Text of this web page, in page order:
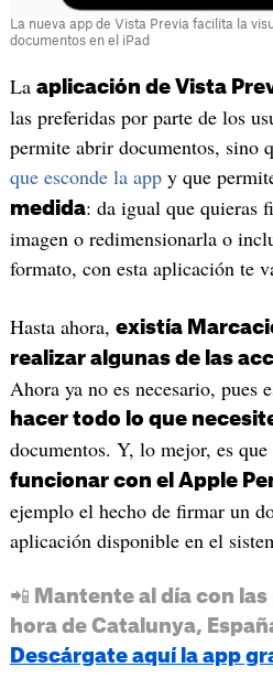
La nueva app de Vista Previa facilita la
documentos en el iPad
La aplicación de Vista
las preferidas por parte de los
permite abrir documentos, sino
que esconde la appy que
medida: da igual que quieras
imagen o redimensionarla o
formato, con esta aplicación te
Hasta ahora, existía
realizar algunas de las
Ahora ya no es necesario, pues
hacer todo lo que
documentos. Y, lo mejor, es que
funcionar con el Apple
ejemplo el hecho de firmar un
aplicación disponible en el
📲 Mantente al día con
hora de Catalunya,
Descárgate aquí la app